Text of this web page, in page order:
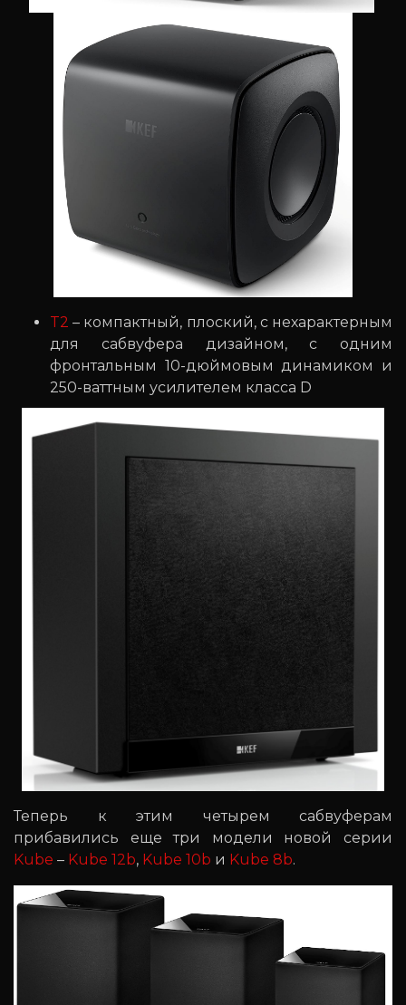
T2 – компактный, плоский, с нехарактерным
для сабвуфера дизайном, с одним
фронтальным 10-дюймовым динамиком и
250-ваттным усилителем класса D
Теперь к этим четырем сабвуферам
прибавились еще три модели новой серии
Kube – Kube 12b, Kube 10b и Kube 8b.